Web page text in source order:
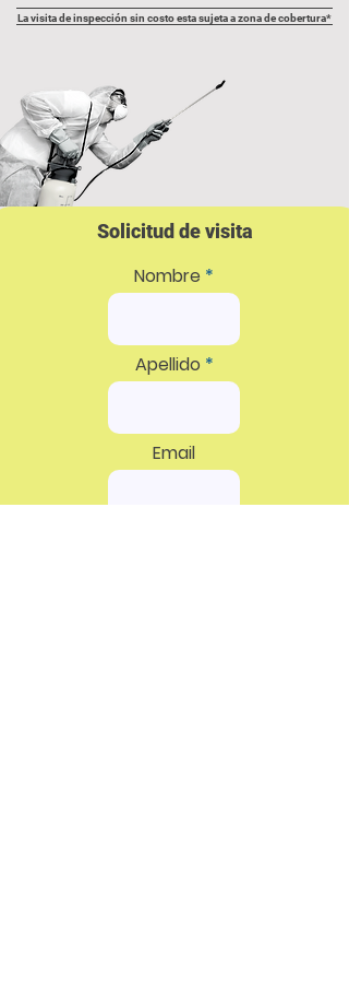
La visita de inspección sin costo esta sujeta a zona de cobertura*
Solicitud de visita
Nombre
Apellido
Email